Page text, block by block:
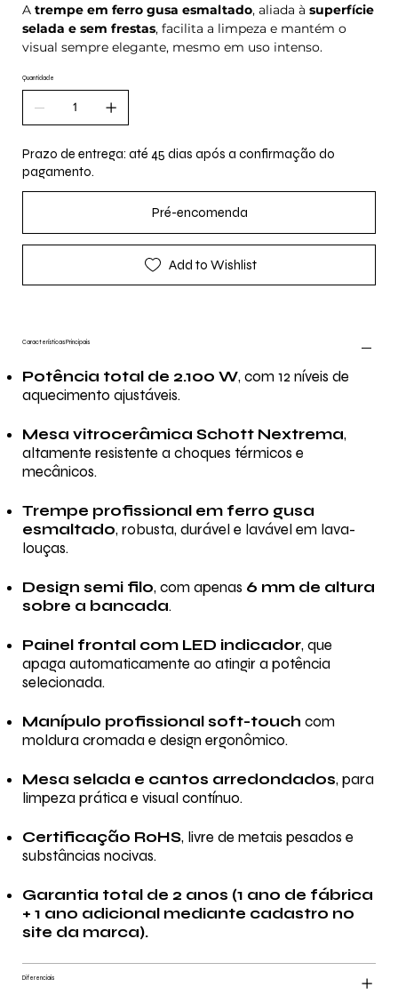
A trempe em ferro gusa esmaltado, aliada à superfície
selada e sem frestas, facilita a limpeza e mantém o
visual sempre elegante, mesmo em uso intenso.
Quantidade
Prazo de entrega: até 45 dias após a confirmação do
pagamento.
Pré-encomenda
Add to Wishlist
Características Principais
Potência total de 2.100 W, com 12 níveis de
aquecimento ajustáveis.
Mesa vitrocerâmica Schott Nextrema,
altamente resistente a choques térmicos e
mecânicos.
Trempe profissional em ferro gusa
esmaltado, robusta, durável e lavável em lava-
louças.
Design semi filo, com apenas 6 mm de altura
sobre a bancada.
Painel frontal com LED indicador, que
apaga automaticamente ao atingir a potência
selecionada.
Manípulo profissional soft-touch com
moldura cromada e design ergonômico.
Mesa selada e cantos arredondados, para
limpeza prática e visual contínuo.
Certificação RoHS, livre de metais pesados e
substâncias nocivas.
Garantia total de 2 anos (1 ano de fábrica
+ 1 ano adicional mediante cadastro no
site da marca).
Diferenciais